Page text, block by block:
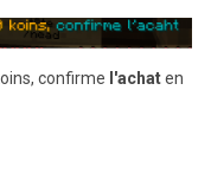
confirme l'achaten